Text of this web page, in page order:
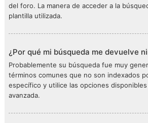
del foro. La manera de acceder a la
plantilla utilizada.
¿Por qué mi búsqueda me devuelve
Probablemente su búsqueda fue muy
términos comunes que no son indexados
específico y utilice las opciones
avanzada.